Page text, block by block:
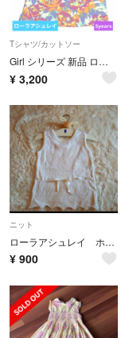
Tシャツ/カットソー
Girl シリーズ 新品 ローラアシュレイ タンクトップ 5years
¥ 3,200
ニット
ローラアシュレイ ホワイトレース編みノースリーブ 98cm
¥ 900